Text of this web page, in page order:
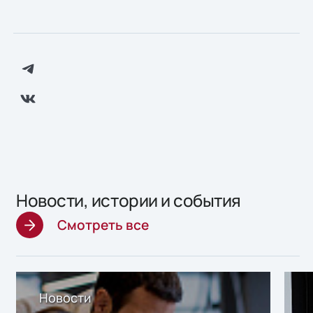
Новости, истории и события
Смотреть все
Новости